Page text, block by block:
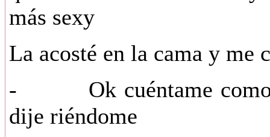
más sexy
La acosté en la cama y me
- Ok cuéntame como
dije riéndome